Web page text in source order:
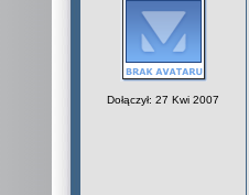
Dołączył: 27 Kwi 2007